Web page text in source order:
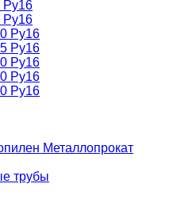
Ру16
Ру16
Ру16
Ру16
Ру16
Ру16
Ру16
Металлопрокат
трубы